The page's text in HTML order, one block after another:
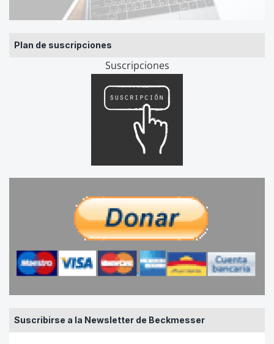
Plan de suscripciones
Suscripciones
Suscribirse a la Newsletter de Beckmesser